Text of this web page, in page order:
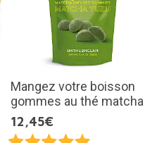
Mangez votre boisson
gommes au thé matcha
12,45€